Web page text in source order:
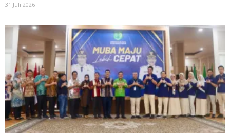
31 Juli 2026